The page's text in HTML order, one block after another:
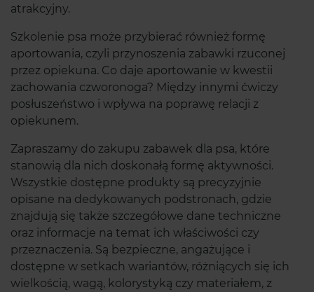
atrakcyjny.
Szkolenie psa może przybierać również formę
aportowania, czyli przynoszenia zabawki rzuconej
przez opiekuna. Co daje aportowanie w kwestii
zachowania czworonoga? Między innymi ćwiczy
posłuszeństwo i wpływa na poprawę relacji z
opiekunem.
Zapraszamy do zakupu zabawek dla psa, które
stanowią dla nich doskonałą formę aktywności.
Wszystkie dostępne produkty są precyzyjnie
opisane na dedykowanych podstronach, gdzie
znajdują się także szczegółowe dane techniczne
oraz informacje na temat ich właściwości czy
przeznaczenia. Są bezpieczne, angażujące i
dostępne w setkach wariantów, różniących się ich
wielkością, wagą, kolorystyką czy materiałem, z